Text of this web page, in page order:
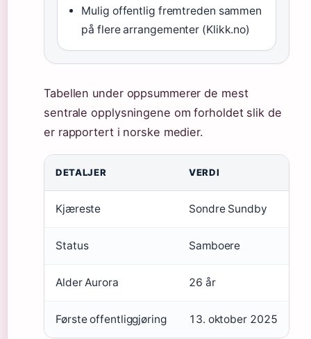
Mulig offentlig fremtreden sammen
på flere arrangementer (Klikk.no)
Tabellen under oppsummerer de mest
sentrale opplysningene om forholdet slik de
er rapportert i norske medier.
DETALJER VERDI
Kjæreste Sondre Sundby
Status Samboere
Alder Aurora 26 år
Første offentliggjøring 13. oktober 2025